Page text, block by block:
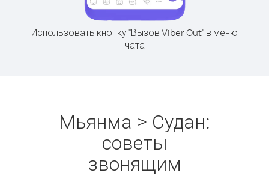
Использовать кнопку "Вызов Viber Out" в меню
чата
Мьянма > Судан:
советы
звонящим